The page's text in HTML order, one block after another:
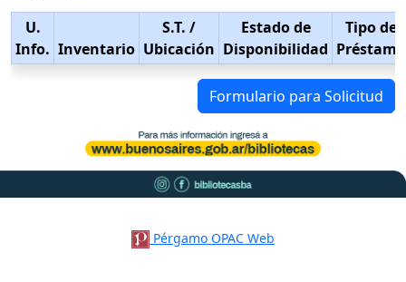
U.
Info. Inventario
S.T. /
Ubicación
Estado de
Disponibilidad
Tipo de
Préstamo
Formulario para Solicitud
Pérgamo OPAC Web